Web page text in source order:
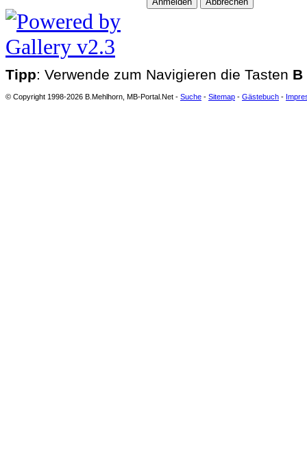
Tipp: Verwende zum Navigieren die Tasten B
© Copyright 1998-2026 B.Mehlhorn, MB-Portal.Net - Suche - Sitemap - Gästebuch -